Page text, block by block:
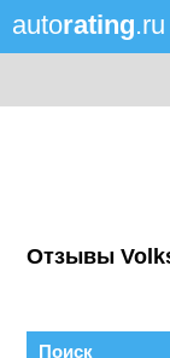
autorating.ru
Отзывы
Поиск